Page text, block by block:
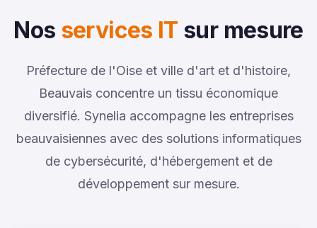
Nos services IT sur mesure
Préfecture de l'Oise et ville d'art et d'histoire,
Beauvais concentre un tissu économique
diversifié. Synelia accompagne les entreprises
beauvaisiennes avec des solutions informatiques
de cybersécurité, d'hébergement et de
développement sur mesure.